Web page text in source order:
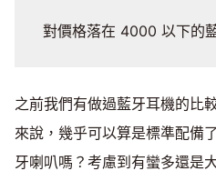
對價格落在 4000 以下的
之前我們有做過藍牙耳機的比
來說，幾乎可以算是標準配備
牙喇叭嗎？考慮到有蠻多還是